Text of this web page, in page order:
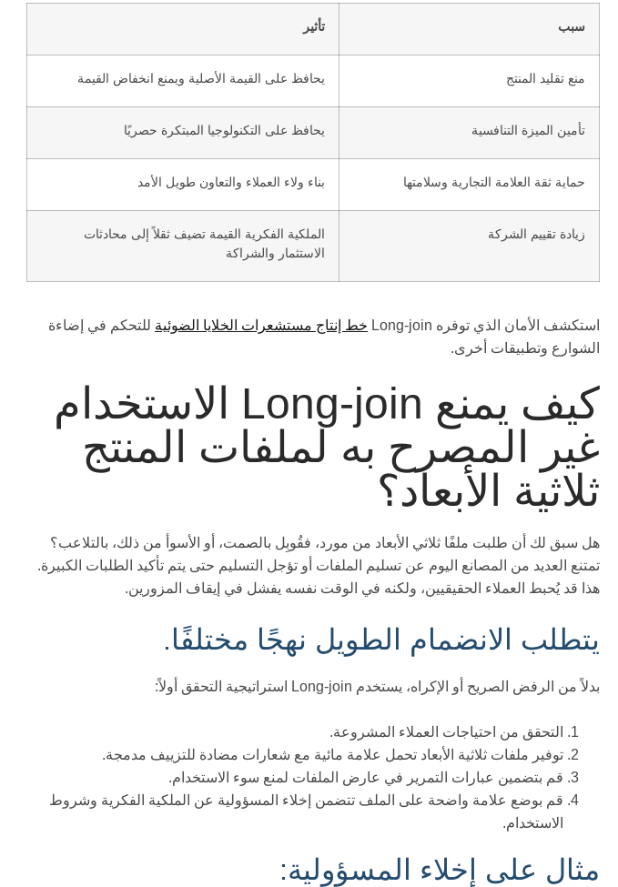
سبب تأثير
منع تقليد المنتج يحافظ على القيمة الأصلية ويمنع انخفاض القيمة
تأمين الميزة التنافسية يحافظ على التكنولوجيا المبتكرة حصريًا
حماية ثقة العلامة التجارية وسلامتها بناء ولاء العملاء والتعاون طويل الأمد
زيادة تقييم الشركة
الملكية الفكرية القيمة تضيف ثقلاً إلى محادثات
الاستثمار والشراكة
استكشف الأمان الذي توفره Long-join خط إنتاج مستشعرات الخلايا الضوئية للتحكم في إضاءة
الشوارع وتطبيقات أخرى.
كيف يمنع Long-join الاستخدام
غير المصرح به لملفات المنتج
ثلاثية الأبعاد؟
هل سبق لك أن طلبت ملفًا ثلاثي الأبعاد من مورد، فقُوبِل بالصمت، أو الأسوأ من ذلك، بالتلاعب؟
تمتنع العديد من المصانع اليوم عن تسليم الملفات أو تؤجل التسليم حتى يتم تأكيد الطلبات الكبيرة.
هذا قد يُحبط العملاء الحقيقيين، ولكنه في الوقت نفسه يفشل في إيقاف المزورين.
يتطلب الانضمام الطويل نهجًا مختلفًا.
بدلاً من الرفض الصريح أو الإكراه، يستخدم Long-join استراتيجية التحقق أولاً:
التحقق من احتياجات العملاء المشروعة.
توفير ملفات ثلاثية الأبعاد تحمل علامة مائية مع شعارات مضادة للتزييف مدمجة.
قم بتضمين عبارات التمرير في عارض الملفات لمنع سوء الاستخدام.
قم بوضع علامة واضحة على الملف تتضمن إخلاء المسؤولية عن الملكية الفكرية وشروط
الاستخدام.
مثال على إخلاء المسؤولية: